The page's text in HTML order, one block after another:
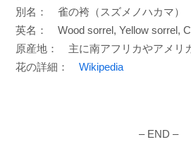
別名： 雀の袴（スズメノハカマ）
英名： Wood sorrel, Yellow sorrel,
原産地： 主に南アフリカやアメリ
花の詳細： Wikipedia
– END –